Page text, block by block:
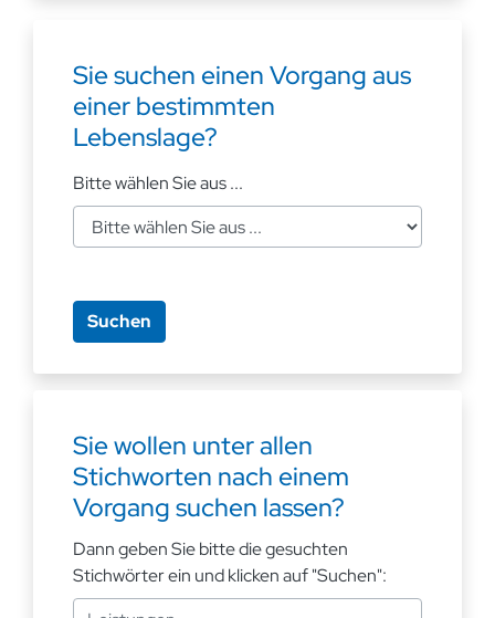
Sie suchen einen Vorgang aus
einer bestimmten
Lebenslage?
Bitte wählen Sie aus ...
Sie wollen unter allen
Stichworten nach einem
Vorgang suchen lassen?
Dann geben Sie bitte die gesuchten
Stichwörter ein und klicken auf "Suchen":